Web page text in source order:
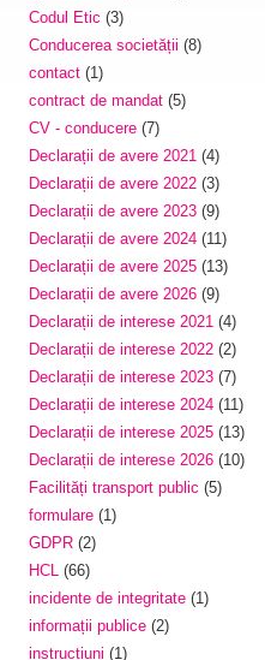
Codul Etic (3)
Conducerea societății (8)
contact (1)
contract de mandat (5)
CV - conducere (7)
Declarații de avere 2021 (4)
Declarații de avere 2022 (3)
Declarații de avere 2023 (9)
Declarații de avere 2024 (11)
Declarații de avere 2025 (13)
Declarații de avere 2026 (9)
Declarații de interese 2021 (4)
Declarații de interese 2022 (2)
Declarații de interese 2023 (7)
Declarații de interese 2024 (11)
Declarații de interese 2025 (13)
Declarații de interese 2026 (10)
Facilități transport public (5)
formulare (1)
GDPR (2)
HCL (66)
incidente de integritate (1)
informații publice (2)
instrucțiuni (1)